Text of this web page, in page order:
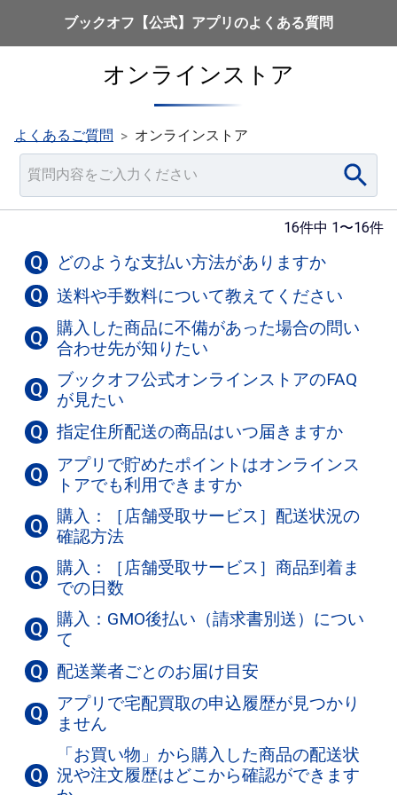
ブックオフ【公式】アプリのよくある質問
オンラインストア
よくあるご質問 > オンラインストア
16件中 1〜16件
Q どのような支払い方法がありますか
Q 送料や手数料について教えてください
Q
購入した商品に不備があった場合の問い
合わせ先が知りたい
Q
ブックオフ公式オンラインストアのFAQ
が見たい
Q 指定住所配送の商品はいつ届きますか
Q
アプリで貯めたポイントはオンラインス
トアでも利用できますか
Q
購入：［店舗受取サービス］配送状況の
確認方法
Q
購入：［店舗受取サービス］商品到着ま
での日数
Q
購入：GMO後払い（請求書別送）につい
て
Q 配送業者ごとのお届け目安
Q
アプリで宅配買取の申込履歴が見つかり
ません
Q
「お買い物」から購入した商品の配送状
況や注文履歴はどこから確認ができます